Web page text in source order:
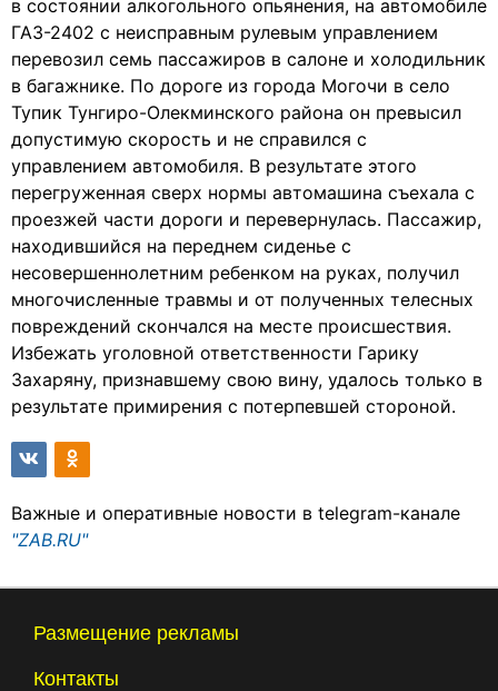
в состоянии алкогольного опьянения, на автомобиле
ГАЗ-2402 с неисправным рулевым управлением
перевозил семь пассажиров в салоне и холодильник
в багажнике. По дороге из города Могочи в село
Тупик Тунгиро-Олекминского района он превысил
допустимую скорость и не справился с
управлением автомобиля. В результате этого
перегруженная сверх нормы автомашина съехала с
проезжей части дороги и перевернулась. Пассажир,
находившийся на переднем сиденье с
несовершеннолетним ребенком на руках, получил
многочисленные травмы и от полученных телесных
повреждений скончался на месте происшествия.
Избежать уголовной ответственности Гарику
Захаряну, признавшему свою вину, удалось только в
результате примирения с потерпевшей стороной.
Важные и оперативные новости в telegram-канале
"ZAB.RU"
Размещение рекламы
Контакты